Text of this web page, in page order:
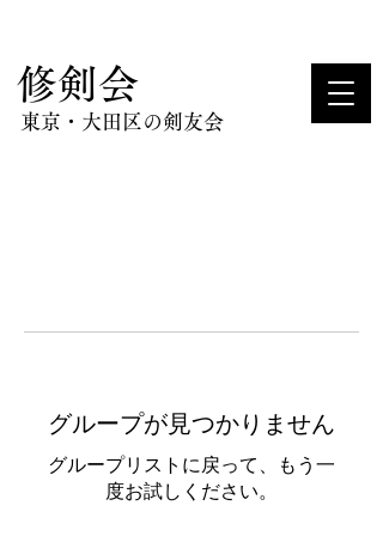
​修剣会
東京・大田区の剣友会
グループが見つかりません
グループリストに戻って、もう一
度お試しください。